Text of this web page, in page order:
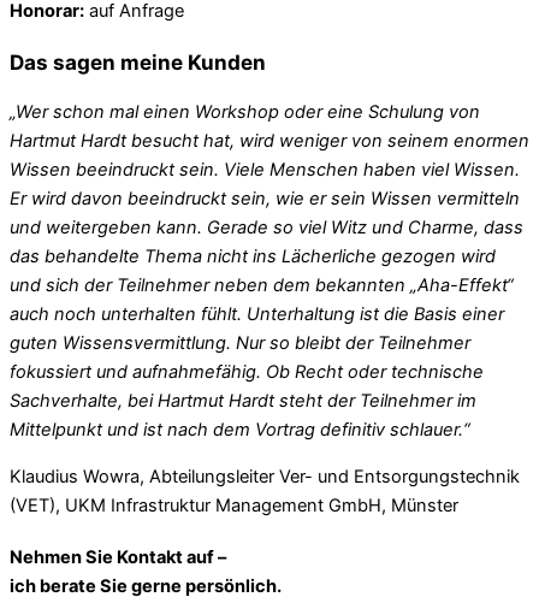
Honorar: auf Anfrage
Das sagen meine Kunden
„Wer schon mal einen Workshop oder eine Schulung von
Hartmut Hardt besucht hat, wird weniger von seinem enormen
Wissen beeindruckt sein. Viele Menschen haben viel Wissen.
Er wird davon beeindruckt sein, wie er sein Wissen vermitteln
und weitergeben kann. Gerade so viel Witz und Charme, dass
das behandelte Thema nicht ins Lächerliche gezogen wird
und sich der Teilnehmer neben dem bekannten „Aha-Effekt“
auch noch unterhalten fühlt. Unterhaltung ist die Basis einer
guten Wissensvermittlung. Nur so bleibt der Teilnehmer
fokussiert und aufnahmefähig. Ob Recht oder technische
Sachverhalte, bei Hartmut Hardt steht der Teilnehmer im
Mittelpunkt und ist nach dem Vortrag definitiv schlauer.“
Klaudius Wowra, Abteilungsleiter Ver- und Entsorgungstechnik
(VET), UKM Infrastruktur Management GmbH, Münster
Nehmen Sie Kontakt auf –
ich berate Sie gerne persönlich.